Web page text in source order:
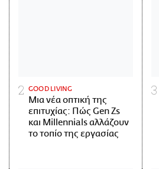
GOOD LIVING
Μια νέα οπτική της
επιτυχίας: Πώς Gen Zs
και Millennials αλλάζουν
το τοπίο της εργασίας